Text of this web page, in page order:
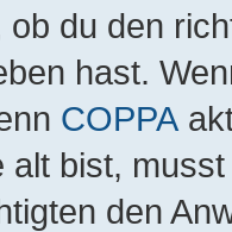
du den
hast.
COPPA
alt bist,
den